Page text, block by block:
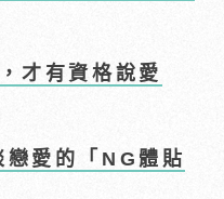
才有資格說愛
愛的「NG體貼